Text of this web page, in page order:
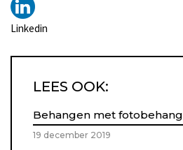
Linkedin
LEES OOK:
Behangen met fotobehang
19 december 2019